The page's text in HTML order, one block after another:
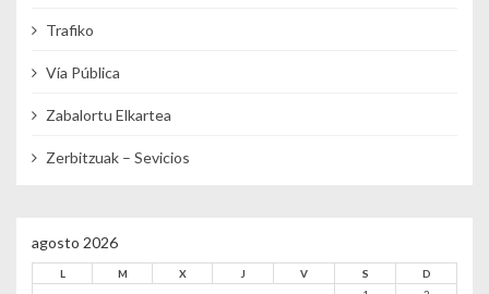
Trafiko
Vía Pública
Zabalortu Elkartea
Zerbitzuak – Sevicios
agosto 2026
L M X J V S
D